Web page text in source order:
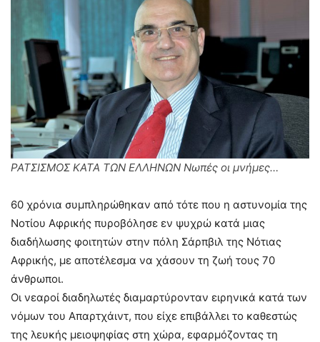
ΡΑΤΣΙΣΜΟΣ ΚΑΤΑ ΤΩΝ ΕΛΛΗΝΩΝ Νωπές οι μνήμες…
60 χρόνια συμπληρώθηκαν από τότε που η αστυνομία της
Νοτίου Αφρικής πυροβόλησε εν ψυχρώ κατά μιας
διαδήλωσης φοιτητών στην πόλη Σάρπβιλ της Νότιας
Αφρικής, με αποτέλεσμα να χάσουν τη ζωή τους 70
άνθρωποι.
Οι νεαροί διαδηλωτές διαμαρτύρονταν ειρηνικά κατά των
νόμων του Απαρτχάιντ, που είχε επιβάλλει το καθεστώς
της λευκής μειοψηφίας στη χώρα, εφαρμόζοντας τη